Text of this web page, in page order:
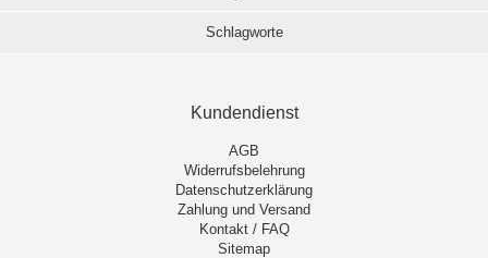
Schlagworte
Kundendienst
AGB
Widerrufsbelehrung
Datenschutzerklärung
Zahlung und Versand
Kontakt / FAQ
Sitemap